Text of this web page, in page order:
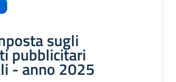
sugli
pubblicitari
- anno 2025